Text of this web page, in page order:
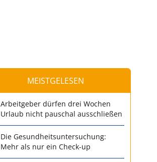
MEISTGELESEN
Arbeitgeber dürfen drei Wochen
Urlaub nicht pauschal ausschließen
Die Gesundheitsuntersuchung:
Mehr als nur ein Check-up